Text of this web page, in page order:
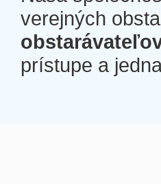
verejných
prístupe a